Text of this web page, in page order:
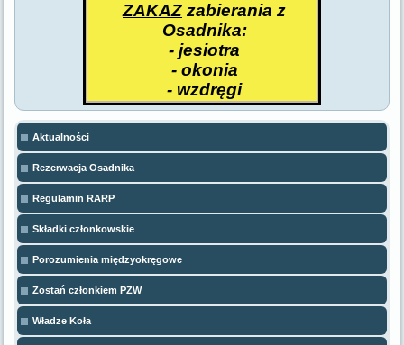
ZAKAZzabierania z
Osadnika:
- jesiotra
- okonia
- wzdręgi
Aktualności
Rezerwacja Osadnika
Regulamin RARP
Składki członkowskie
Porozumienia międzyokręgowe
Zostań członkiem PZW
Władze Koła